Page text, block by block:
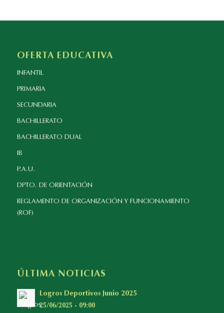
OFERTA EDUCATIVA
INFANTIL
PRIMARIA
SECUNDARIA
BACHILLERATO
BACHILLERATO DUAL
IB
P.A.U.
DPTO. DE ORIENTACIÓN
REGLAMENTO DE ORGANIZACIÓN Y FUNCIONAMIENTO
(ROF)
ÚLTIMA NOTICIAS
Logros Deportivos Junio 2025
25/06/2025 - 09:00